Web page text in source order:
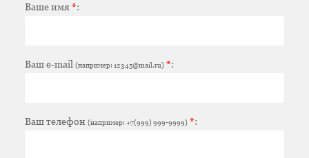
Ваше имя*:
Ваш e-mail (например: 12345@mail.ru) *:
Ваш телефон (например: +7(999) 999-9999) *: